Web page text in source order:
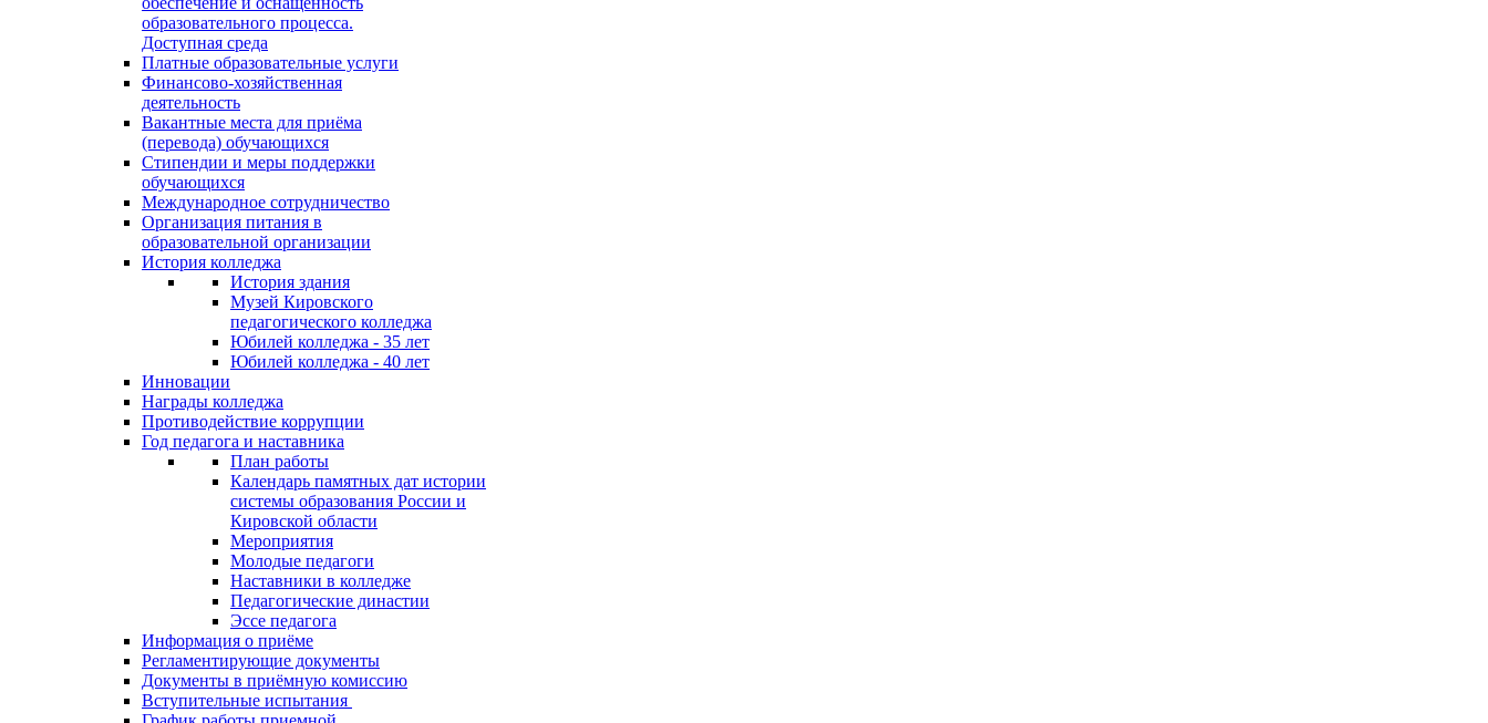
образовательного процесса.
Доступная среда
Платные образовательные услуги
Финансово-хозяйственная
деятельность
Вакантные места для приёма
(перевода) обучающихся
Стипендии и меры поддержки
обучающихся
Международное сотрудничество
Организация питания в
образовательной организации
История колледжа
История здания
Музей Кировского
педагогического колледжа
Юбилей колледжа - 35 лет
Юбилей колледжа - 40 лет
Инновации
Награды колледжа
Противодействие коррупции
Год педагога и наставника
План работы
Календарь памятных дат истории
системы образования России и
Кировской области
Мероприятия
Молодые педагоги
Наставники в колледже
Педагогические династии
Эссе педагога
Информация о приёме
Регламентирующие документы
Документы в приёмную комиссию
Вступительные испытания